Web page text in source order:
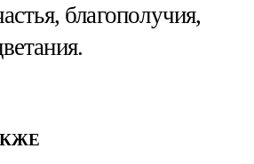
благополучия,